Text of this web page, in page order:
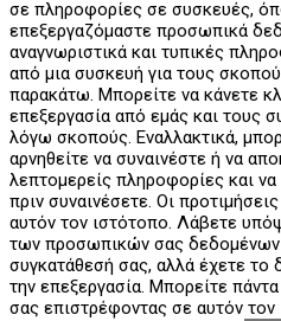
σε πληροφορίες σε συσκευές,
επεξεργαζόμαστε προσωπικά
αναγνωριστικά και τυπικές
από μια συσκευή για τους
παρακάτω. Μπορείτε να κάνετε
επεξεργασία από εμάς και τους
λόγω σκοπούς. Εναλλακτικά,
αρνηθείτε να συναινέστε ή να
λεπτομερείς πληροφορίες και
πριν συναινέσετε. Οι
αυτόν τον ιστότοπο. Λάβετε
των προσωπικών σας δεδομένων
συγκατάθεσή σας, αλλά έχετε το
την επεξεργασία. Μπορείτε
σας επιστρέφοντας σε αυτόν